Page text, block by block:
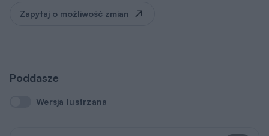
Zapytaj o możliwość zmian
Poddasze
Wersja lustrzana
Wersja lustrzana